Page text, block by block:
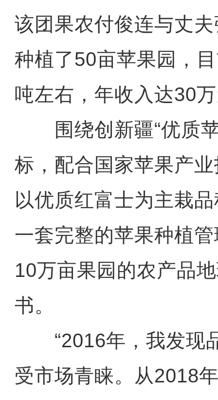
该团果农付俊连与丈
种植了50亩苹果园，
吨左右，年收入达30
围绕创新疆“优质苹
标，配合国家苹果产
以优质红富士为主栽
一套完整的苹果种植
10万亩果园的农产品
书。
“2016年，我发现
受市场青睐。从2018